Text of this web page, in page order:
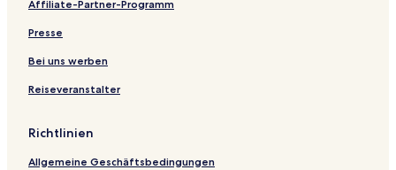
Affiliate-Partner-Programm
Presse
Bei uns werben
Reiseveranstalter
Richtlinien
Allgemeine Geschäftsbedingungen